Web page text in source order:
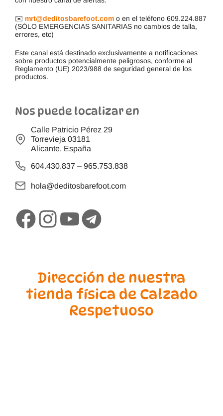
✉️ mrt@deditosbarefoot.com o en el teléfono 609.224.887
(SÓLO EMERGENCIAS SANITARIAS no cambios de talla,
errores, etc)
Este canal está destinado exclusivamente a notificaciones
sobre productos potencialmente peligrosos, conforme al
Reglamento (UE) 2023/988 de seguridad general de los
productos.
Nos puede localizar en
Calle Patricio Pérez 29
Torrevieja 03181
Alicante, España
604.430.837 – 965.753.838
hola@deditosbarefoot.com
Dirección de nuestra
tienda física de Calzado
Respetuoso